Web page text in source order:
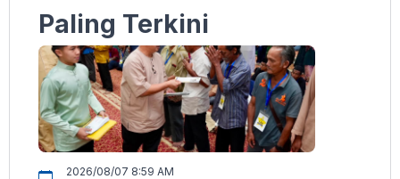
Paling Terkini
2026/08/07 8:59 AM